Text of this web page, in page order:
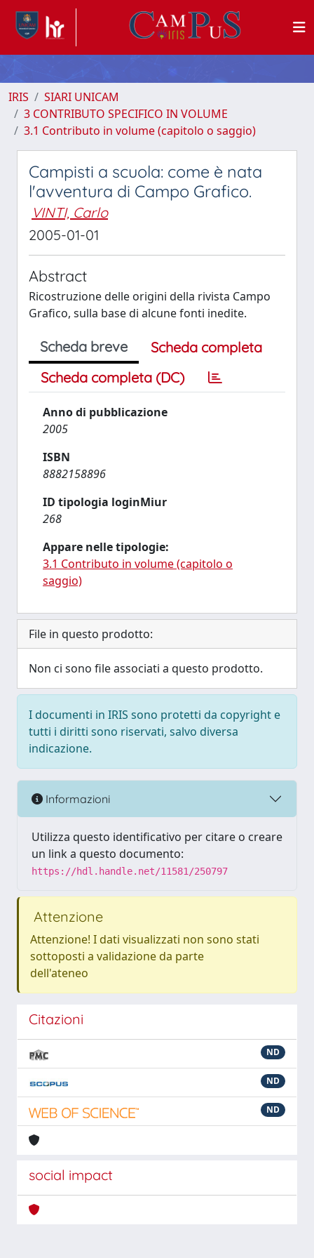
IRIS
SIARI UNICAM
3 CONTRIBUTO SPECIFICO IN VOLUME
3.1 Contributo in volume (capitolo o saggio)
Campisti a scuola: come è nata
l'avventura di Campo Grafico.
VINTI, Carlo
2005-01-01
Abstract
Ricostruzione delle origini della rivista Campo
Grafico, sulla base di alcune fonti inedite.
Scheda breve
Scheda completa
Scheda completa (DC)
Anno di pubblicazione
2005
ISBN
8882158896
ID tipologia loginMiur
268
Appare nelle tipologie:
3.1 Contributo in volume (capitolo o
saggio)
File in questo prodotto:
Non ci sono file associati a questo prodotto.
I documenti in IRIS sono protetti da copyright e
tutti i diritti sono riservati, salvo diversa
indicazione.
Informazioni
Utilizza questo identificativo per citare o creare
un link a questo documento:
https://hdl.handle.net/11581/250797
Attenzione
Attenzione! I dati visualizzati non sono stati
sottoposti a validazione da parte
dell'ateneo
Citazioni
ND
ND
ND
social impact